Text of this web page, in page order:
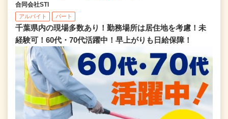
合同会社STI
アルバイト パート
千葉県内の現場多数あり！勤務場所は居住地を考慮！未
経験可！60代・70代活躍中！早上がりも日給保障！